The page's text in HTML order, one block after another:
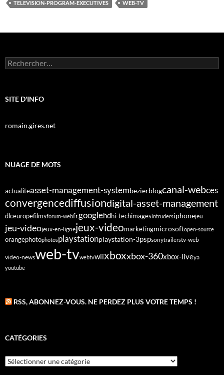
TELEVISION-PROGRAM-EXECUTIVES
WEB-TV
Rechercher :
SITE D'INFO
romain.gires.net
NUAGE DE MOTS
actualiteasset-management-systembezierblogcanal-webces
convergencediffusiondigital-asset-management
dlceuropefilmsforum-webfrgooglehdhi-techimagesintrudersiphonejeu
jeu-videojeux-en-lignejeux-videomarketingmicrosoftopen-source
orangephotophotosplaystationplaystation-3pspsonytrailerstv-web
video-newsweb-tvwebtvwiixboxxbox-360xbox-liveya
youtube
RSS, ABONNEZ-VOUS. NE PERDEZ PLUS VOTRE TEMPS !
CATÉGORIES
Catégories